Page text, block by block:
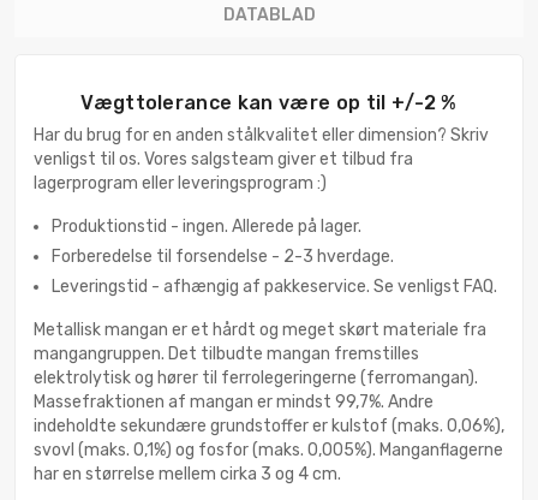
DATABLAD
Vægttolerance kan være op til +/-2 %
Har du brug for en anden stålkvalitet eller dimension? Skriv
venligst til os. Vores salgsteam giver et tilbud fra
lagerprogram eller leveringsprogram :)
Produktionstid - ingen. Allerede på lager.
Forberedelse til forsendelse - 2-3 hverdage.
Leveringstid - afhængig af pakkeservice. Se venligst FAQ.
Metallisk mangan er et hårdt og meget skørt materiale fra
mangangruppen. Det tilbudte mangan fremstilles
elektrolytisk og hører til ferrolegeringerne (ferromangan).
Massefraktionen af mangan er mindst 99,7%. Andre
indeholdte sekundære grundstoffer er kulstof (maks. 0,06%),
svovl (maks. 0,1%) og fosfor (maks. 0,005%). Manganflagerne
har en størrelse mellem cirka 3 og 4 cm.